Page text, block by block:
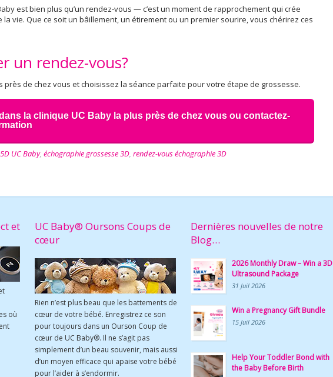
est bien plus qu’un rendez-vous — c’est un moment de rapprochement qui crée
vie. Que ce soit un bâillement, un étirement ou un premier sourire, vous chérirez ces
un rendez-vous?
près de chez vous et choisissez la séance parfaite pour votre étape de grossesse.
la clinique UC Baby la plus près de chez vous ou contactez-
UC Baby, échographie grossesse 3D, rendez-vous échographie 3D
et
où
UC Baby® Oursons Coups de
cœur
Rien n’est plus beau que les battements de
cœur de votre bébé. Enregistrez ce son
pour toujours dans un Ourson Coup de
cœur de UC Baby®. Il ne s’agit pas
simplement d’un beau souvenir, mais aussi
d’un moyen efficace qui apaise votre bébé
pour l’aider à s’endormir.
Dernières nouvelles de notre
Blog…
2026 Monthly Draw – Win a 3D
Ultrasound Package
31 Juil 2026
Win a Pregnancy Gift Bundle
15 Juil 2026
Help Your Toddler Bond with
the Baby Before Birth